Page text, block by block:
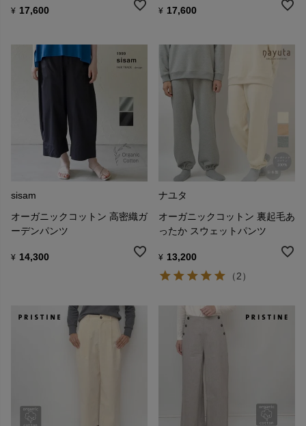
¥ 17,600 ¥ 17,600
sisam
オーガニックコットン 高密織ガ
ーデンパンツ
¥ 14,300
ナユタ
オーガニックコットン 裏起毛あ
ったか スウェットパンツ
¥ 13,200
（2）